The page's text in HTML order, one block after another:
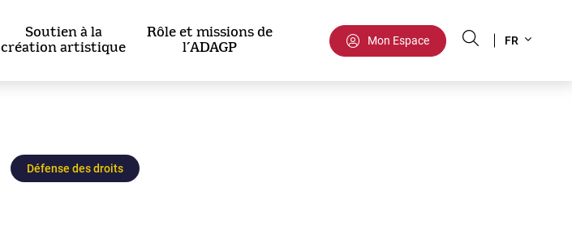
Soutien à la
création artistique
Rôle et missions de
l’ADAGP
Mon Espace
your
FR
Défense des droits